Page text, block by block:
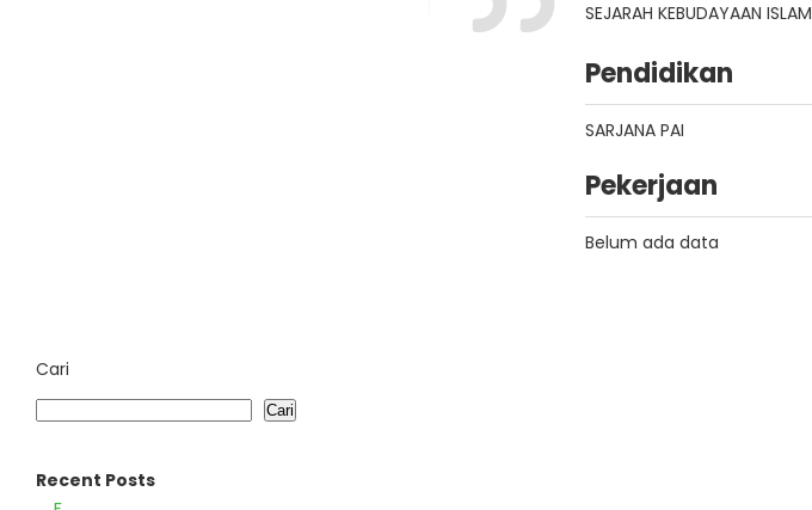
SEJARAH KEBUDAYAAN ISLAM
Pendidikan
SARJANA PAI
Pekerjaan
Belum ada data
Cari
Cari
Recent Posts